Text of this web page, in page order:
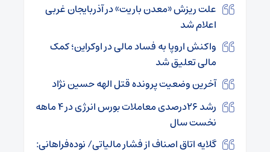
علت ریزش «معدن باریت» در آذربایجان غربی
اعلام شد
واکنش اروپا به فساد مالی در اوکراین؛ کمک
مالی تعلیق شد
آخرین وضعیت پرونده قتل الهه حسین نژاد
رشد ۲۶درصدی معاملات بورس انرژی در ۴ ماهه
نخست سال
گلایه اتاق اصناف از فشار مالیاتی/ نوده‌فراهانی: